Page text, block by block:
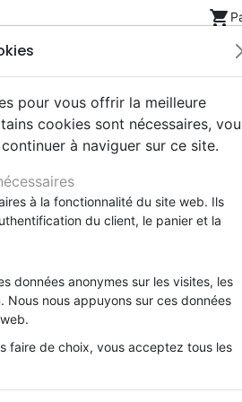
shopping_cart
Bibles
Segond 21
Segond
NEG
Livres
Famille, couple
Souffrance, Relation d'aide
Santé
eBooks
Méditations
Souffrance, Relation d'aide
Psychologie
Jeunesse
Bibles jeunesse
Instrumental
Louange, Adoration
Hardrock, Métal
Documentaires, reportages
Accessoires de Bible
Papeterie
Détails du produit
s’en lasse pas !
fréquemment les
pour vous offrir la meilleure
cookies sont nécessaires,
à naviguer sur ce site.
à la fonctionnalité du site web. Ils
du client, le panier et la
données anonymes sur les visites, les
Nous nous appuyons sur ces données
faire de choix, vous acceptez tous les